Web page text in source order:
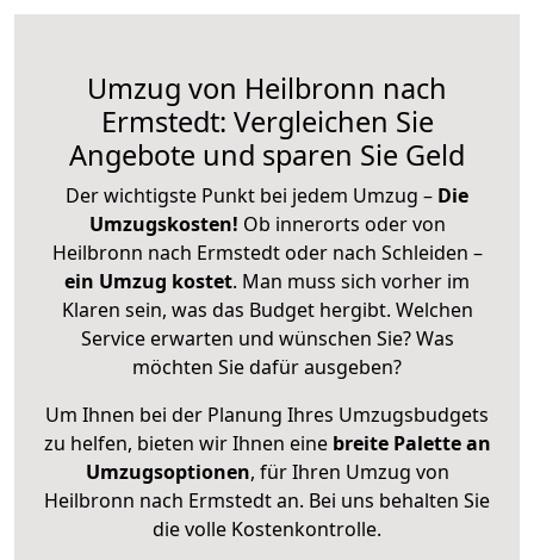
Umzug von Heilbronn nach
Ermstedt: Vergleichen Sie
Angebote und sparen Sie Geld
Der wichtigste Punkt bei jedem Umzug – Die
Umzugskosten! Ob innerorts oder von
Heilbronn nach Ermstedt oder nach Schleiden –
ein Umzug kostet. Man muss sich vorher im
Klaren sein, was das Budget hergibt. Welchen
Service erwarten und wünschen Sie? Was
möchten Sie dafür ausgeben?
Um Ihnen bei der Planung Ihres Umzugsbudgets
zu helfen, bieten wir Ihnen eine breite Palette an
Umzugsoptionen, für Ihren Umzug von
Heilbronn nach Ermstedt an. Bei uns behalten Sie
die volle Kostenkontrolle.